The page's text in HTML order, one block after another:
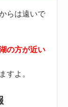
らは遠いで
の方が近い
すよ。